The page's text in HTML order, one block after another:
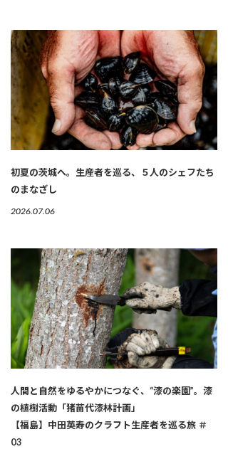
初夏の茨城へ。生産者を巡る、５人のシェフたち
のまなざし
2026.07.06
人間と自然をゆるやかにつなぐ、“漆の楽園”。漆
の植樹活動「猪苗代漆林計画」
【福島】中田英寿のクラフト生産者を巡る旅 ＃
03